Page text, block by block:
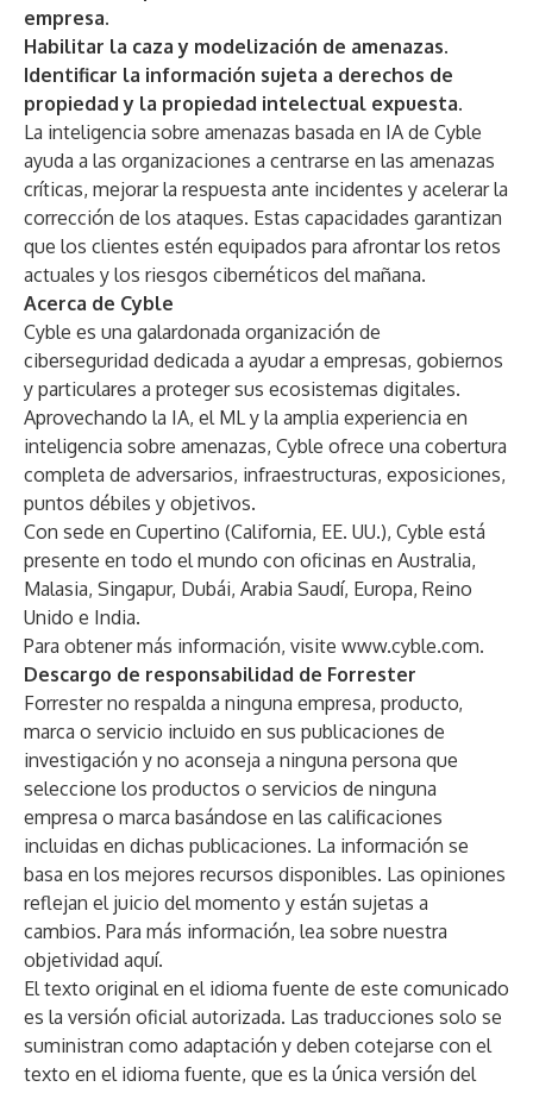
empresa.
Habilitar la caza y modelización de amenazas.
Identificar la información sujeta a derechos de
propiedad y la propiedad intelectual expuesta.
La inteligencia sobre amenazas basada en IA de Cyble
ayuda a las organizaciones a centrarse en las amenazas
críticas, mejorar la respuesta ante incidentes y acelerar la
corrección de los ataques. Estas capacidades garantizan
que los clientes estén equipados para afrontar los retos
actuales y los riesgos cibernéticos del mañana.
Acerca de Cyble
Cyble es una galardonada organización de
ciberseguridad dedicada a ayudar a empresas, gobiernos
y particulares a proteger sus ecosistemas digitales.
Aprovechando la IA, el ML y la amplia experiencia en
inteligencia sobre amenazas, Cyble ofrece una cobertura
completa de adversarios, infraestructuras, exposiciones,
puntos débiles y objetivos.
Con sede en Cupertino (California, EE. UU.), Cyble está
presente en todo el mundo con oficinas en Australia,
Malasia, Singapur, Dubái, Arabia Saudí, Europa, Reino
Unido e India.
Para obtener más información, visite www.cyble.com.
Descargo de responsabilidad de Forrester
Forrester no respalda a ninguna empresa, producto,
marca o servicio incluido en sus publicaciones de
investigación y no aconseja a ninguna persona que
seleccione los productos o servicios de ninguna
empresa o marca basándose en las calificaciones
incluidas en dichas publicaciones. La información se
basa en los mejores recursos disponibles. Las opiniones
reflejan el juicio del momento y están sujetas a
cambios. Para más información, lea sobre nuestra
objetividad aquí.
El texto original en el idioma fuente de este comunicado
es la versión oficial autorizada. Las traducciones solo se
suministran como adaptación y deben cotejarse con el
texto en el idioma fuente, que es la única versión del